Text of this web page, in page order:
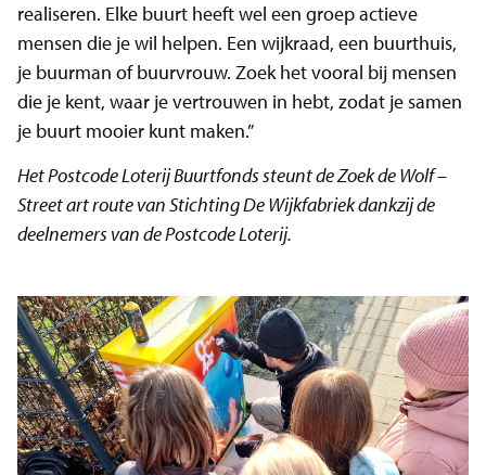
realiseren. Elke buurt heeft wel een groep actieve
mensen die je wil helpen. Een wijkraad, een buurthuis,
je buurman of buurvrouw. Zoek het vooral bij mensen
die je kent, waar je vertrouwen in hebt, zodat je samen
je buurt mooier kunt maken.”
Het Postcode Loterij Buurtfonds steunt de Zoek de Wolf –
Street art route van Stichting De Wijkfabriek dankzij de
deelnemers van de Postcode Loterij.